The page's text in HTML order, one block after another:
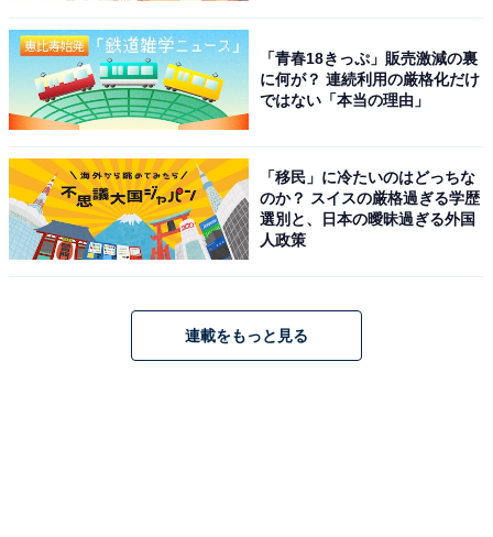
の空港」ランキング！ 2位「新千歳空港」を抑
えた1位は？
「青春18きっぷ」販売激減の裏
に何が？ 連続利用の厳格化だけ
ではない「本当の理由」
「移民」に冷たいのはどっちな
のか？ スイスの厳格過ぎる学歴
選別と、日本の曖昧過ぎる外国
人政策
連載をもっと見る